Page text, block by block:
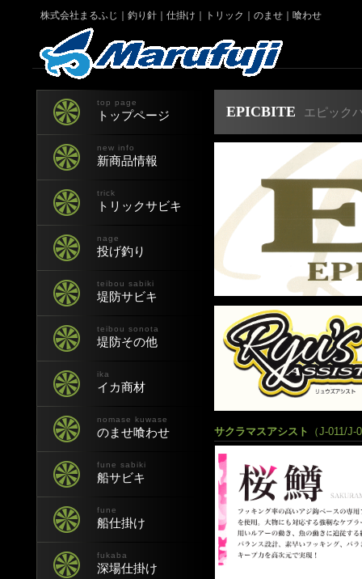
株式会社まるふじ｜釣り針｜仕掛け｜トリック｜のませ｜喰わせ
EPICBITE エピック
サクラマスアシスト （J-011/
top page
トップページ
new info
新商品情報
trick
トリックサビキ
nage
投げ釣り
teibou sabiki
堤防サビキ
teibou sonota
堤防その他
ika
イカ商材
nomase kuwase
のませ喰わせ
fune sabiki
船サビキ
fune
船仕掛け
fukaba
深場仕掛け